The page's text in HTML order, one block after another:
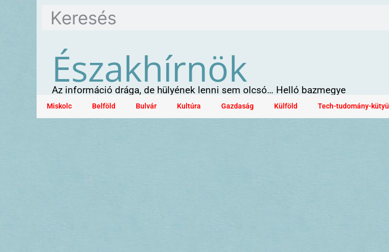
Északhírnök
Az információ drága, de hülyének lenni sem olcsó… Helló bazmegye
Miskolc Belföld Bulvár Kultúra Gazdaság Külföld Tech-tudomány-kütyü